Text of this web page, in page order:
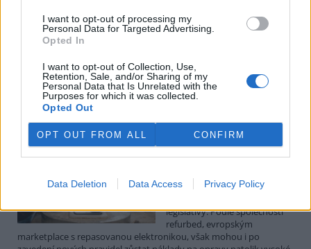
I want to opt-out of processing my
Personal Data for Targeted Advertising.
Opted In
I want to opt-out of Collection, Use,
Retention, Sale, and/or Sharing of my
Personal Data that Is Unrelated with the
Purposes for which it was collected.
Opted Out
OPT OUT FROM ALL CONFIRM
Data Deletion Data Access Privacy Policy
července 2026 zahájení
zjišťovacího řízení pro záměr
do Pardubic. Veřejnost může své vyjádření k vlivům této stavby na
životní prostředí poslat ministerstvu do 13. srpna 2026.
Kilian Kaminski: Evropa slibuje právo na opravu.
Budou ale opravy skutečně levnější?
1.8.2026
novou evropskou směrnici o
legislativy. Podle společnosti
refurbed, evropským
marketplace s repasovanou elektronikou, však mohou i po